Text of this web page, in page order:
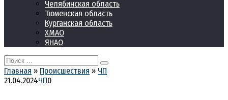
Челябинская область
Тюменская область
Курганская область
ХМАО
ЯНАО
Search
for:
Главная » Происшествия » ЧП
21.04.2024ЧП0